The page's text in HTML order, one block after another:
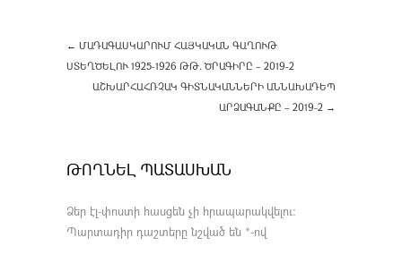
← ՄԱԴԱԳԱՍԿԱՐՈՒՄ ՀԱՅԿԱԿԱՆ ԳԱՂՈՒԹ
ՍՏԵՂԾԵԼՈՒ 1925-1926 ԹԹ. ԾՐԱԳԻՐԸ – 2019-2
ԱՇԽԱՐՀԱՀՌՉԱԿ ԳԻՏՆԱԿԱՆՆԵՐԻ ԱՆՆԱԽԱԴԵՊ
ԱՐՁԱԳԱՆՔԸ – 2019-2 →
ԹՈՂՆԵԼ ՊԱՏԱՍԽԱՆ
Ձեր էլ-փոստի հասցեն չի հրապարակվելու։
Պարտադիր դաշտերը նշված են *-ով